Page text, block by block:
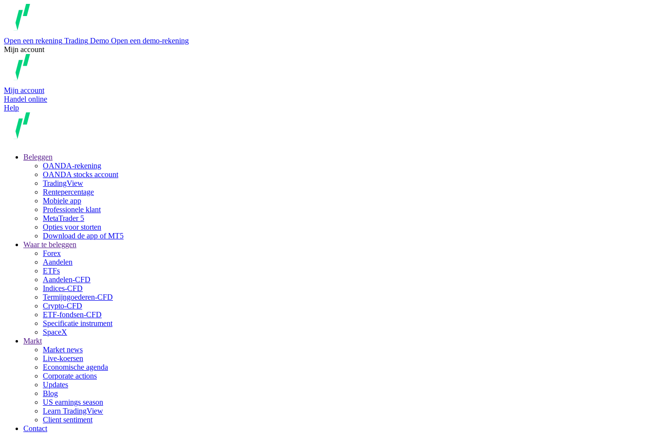
Open een rekening Trading Demo Open een demo-rekening
Mijn account
Mijn account
Handel online
Help
Beleggen
OANDA-rekening
OANDA stocks account
TradingView
Rentepercentage
Mobiele app
Professionele klant
MetaTrader 5
Opties voor storten
Download de app of MT5
Waar te beleggen
Forex
Aandelen
ETFs
Aandelen-CFD
Indices-CFD
Termijngoederen-CFD
Crypto-CFD
ETF-fondsen-CFD
Specificatie instrument
SpaceX
Markt
Market news
Live-koersen
Economische agenda
Corporate actions
Updates
Blog
US earnings season
Learn TradingView
Client sentiment
Contact